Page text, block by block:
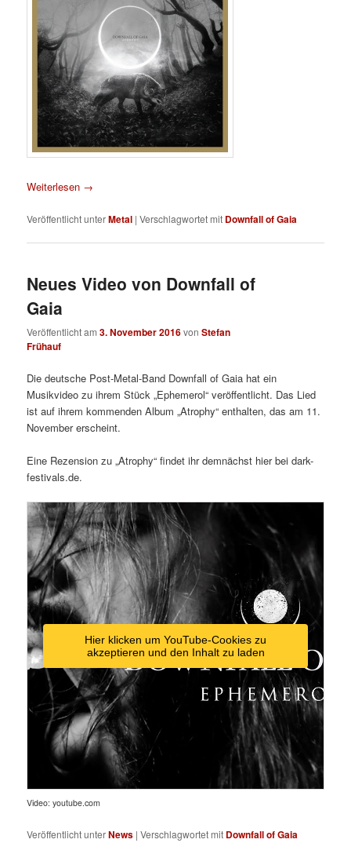
Weiterlesen →
Veröffentlicht unterMetal |Verschlagwortet mit Downfall of Gaia
Neues Video von Downfall of
Gaia
Veröffentlicht am3. November 2016vonStefan
Frühauf
Die deutsche Post-Metal-Band Downfall of Gaia hat ein
Musikvideo zu ihrem Stück „Ephemerol“ veröffentlicht. Das Lied
ist auf ihrem kommenden Album „Atrophy“ enthalten, das am 11.
November erscheint.
Eine Rezension zu „Atrophy“ findet ihr demnächst hier bei dark-
festivals.de.
Hier klicken um YouTube-Cookies zu
akzeptieren und den Inhalt zu laden
Video: youtube.com
Veröffentlicht unterNews |Verschlagwortet mit Downfall of Gaia